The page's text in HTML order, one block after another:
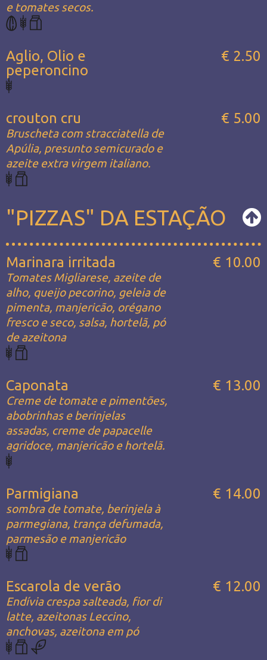
e tomates secos.
Aglio, Olio e
peperoncino
€ 2.50
crouton cru
Bruscheta com stracciatella de
Apúlia, presunto semicurado e
azeite extra virgem italiano.
€ 5.00
"PIZZAS" DA ESTAÇÃO
Marinara irritada
Tomates Migliarese, azeite de
alho, queijo pecorino, geleia de
pimenta, manjericão, orégano
fresco e seco, salsa, hortelã, pó
de azeitona
€ 10.00
Caponata
Creme de tomate e pimentões,
abobrinhas e berinjelas
assadas, creme de papacelle
agridoce, manjericão e hortelã.
€ 13.00
Parmigiana
sombra de tomate, berinjela à
parmegiana, trança defumada,
parmesão e manjericão
€ 14.00
Escarola de verão
Endívia crespa salteada, fior di
latte, azeitonas Leccino,
anchovas, azeitona em pó
€ 12.00